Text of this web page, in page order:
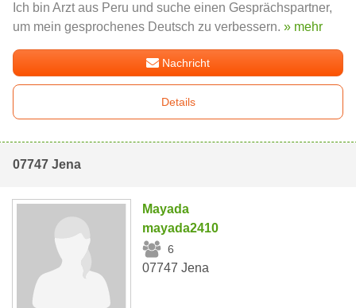
Ich bin Arzt aus Peru und suche einen Gesprächspartner,
um mein gesprochenes Deutsch zu verbessern. » mehr
Nachricht
Details
07747 Jena
Mayada
mayada2410
6
07747 Jena